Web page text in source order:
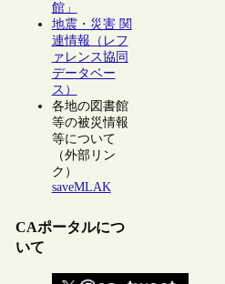
館」
地震・災害 関
連情報（レフ
ァレンス協同
データベー
ス）
各地の図書館
等の被災情報
等について
（外部リン
ク）
saveMLAK
CAポータルにつ
いて